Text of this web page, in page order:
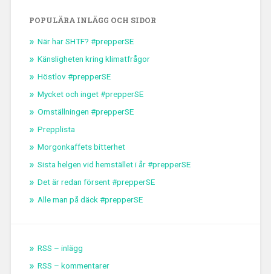
POPULÄRA INLÄGG OCH SIDOR
När har SHTF? #prepperSE
Känsligheten kring klimatfrågor
Höstlov #prepperSE
Mycket och inget #prepperSE
Omställningen #prepperSE
Prepplista
Morgonkaffets bitterhet
Sista helgen vid hemstället i år #prepperSE
Det är redan försent #prepperSE
Alle man på däck #prepperSE
RSS – inlägg
RSS – kommentarer